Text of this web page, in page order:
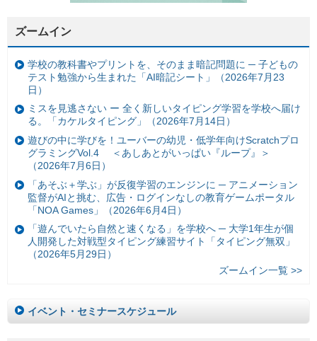
ズームイン
学校の教科書やプリントを、そのまま暗記問題に ─ 子どもの
テスト勉強から生まれた「AI暗記シート」（2026年7月23
日）
ミスを見逃さない ー 全く新しいタイピング学習を学校へ届け
る。「カケルタイピング」（2026年7月14日）
遊びの中に学びを！ユーバーの幼児・低学年向けScratchプロ
グラミングVol.4 ＜あしあとがいっぱい『ループ』＞
（2026年7月6日）
「あそぶ＋学ぶ」が反復学習のエンジンに ─ アニメーション
監督がAIと挑む、広告・ログインなしの教育ゲームポータル
「NOA Games」（2026年6月4日）
「遊んでいたら自然と速くなる」を学校へ ─ 大学1年生が個
人開発した対戦型タイピング練習サイト「タイピング無双」
（2026年5月29日）
ズームイン一覧 >>
イベント・セミナースケジュール